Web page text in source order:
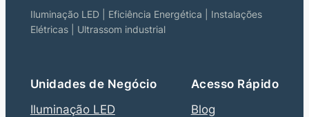
Iluminação LED | Eficiência Energética | Instalações
Elétricas | Ultrassom industrial
Unidades de Negócio
Iluminação LED
Acesso Rápido
Blog